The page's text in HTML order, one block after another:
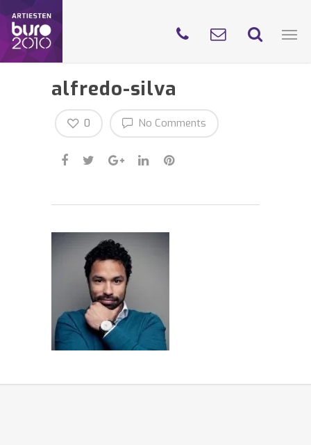
alfredo-silva
No Comments
0